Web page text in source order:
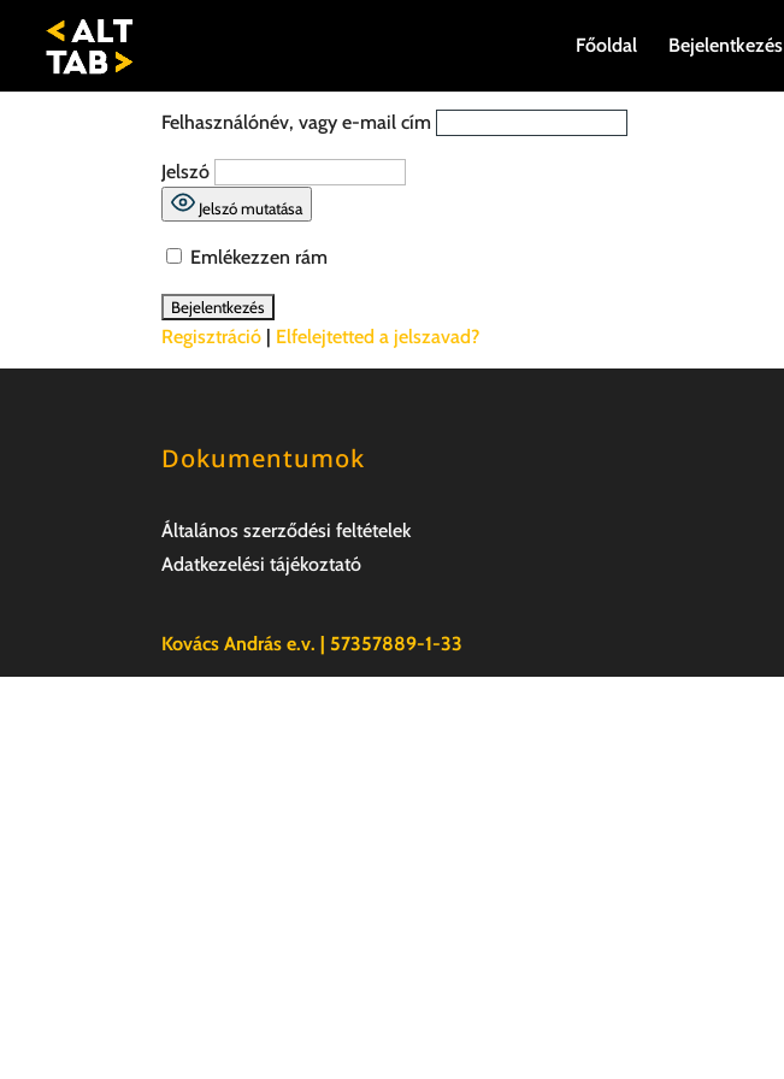
Főoldal Bejelentkezés
Felhasználónév, vagy e-mail cím
Jelszó
Jelszó mutatása
Emlékezzen rám
Regisztráció Elfelejtetted a jelszavad?
Dokumentumok
Általános szerződési feltételek
Adatkezelési tájékoztató
Kovács András e.v. | 57357889-1-33